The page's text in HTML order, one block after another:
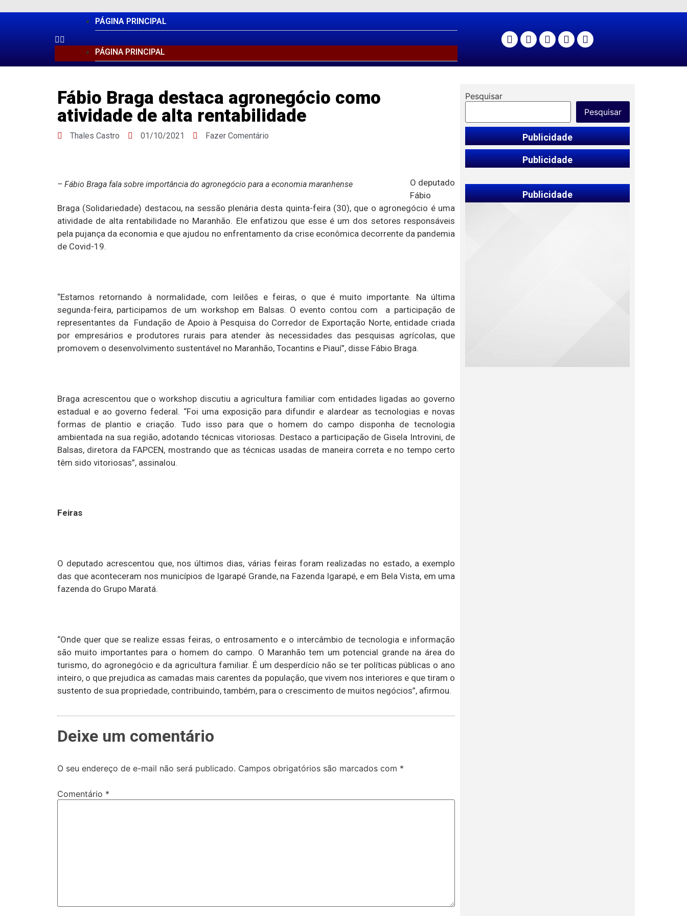
PÁGINA PRINCIPAL
PÁGINA PRINCIPAL
Fábio Braga destaca agronegócio como
atividade de alta rentabilidade
Thales Castro 01/10/2021 Fazer Comentário
– Fábio Braga fala sobre importância do agronegócio para a economia maranhense
O deputado
Fábio
Braga (Solidariedade) destacou, na sessão plenária desta quinta-feira (30), que o agronegócio é uma
atividade de alta rentabilidade no Maranhão. Ele enfatizou que esse é um dos setores responsáveis
pela pujança da economia e que ajudou no enfrentamento da crise econômica decorrente da pandemia
de Covid-19.
“Estamos retornando à normalidade, com leilões e feiras, o que é muito importante. Na última
segunda-feira, participamos de um workshop em Balsas. O evento contou com a participação de
representantes da Fundação de Apoio à Pesquisa do Corredor de Exportação Norte, entidade criada
por empresários e produtores rurais para atender às necessidades das pesquisas agrícolas, que
promovem o desenvolvimento sustentável no Maranhão, Tocantins e Piauí”, disse Fábio Braga.
Braga acrescentou que o workshop discutiu a agricultura familiar com entidades ligadas ao governo
estadual e ao governo federal. “Foi uma exposição para difundir e alardear as tecnologias e novas
formas de plantio e criação. Tudo isso para que o homem do campo disponha de tecnologia
ambientada na sua região, adotando técnicas vitoriosas. Destaco a participação de Gisela Introvini, de
Balsas, diretora da FAPCEN, mostrando que as técnicas usadas de maneira correta e no tempo certo
têm sido vitoriosas”, assinalou.
Feiras
O deputado acrescentou que, nos últimos dias, várias feiras foram realizadas no estado, a exemplo
das que aconteceram nos municípios de Igarapé Grande, na Fazenda Igarapé, e em Bela Vista, em uma
fazenda do Grupo Maratá.
“Onde quer que se realize essas feiras, o entrosamento e o intercâmbio de tecnologia e informação
são muito importantes para o homem do campo. O Maranhão tem um potencial grande na área do
turismo, do agronegócio e da agricultura familiar. É um desperdício não se ter políticas públicas o ano
inteiro, o que prejudica as camadas mais carentes da população, que vivem nos interiores e que tiram o
sustento de sua propriedade, contribuindo, também, para o crescimento de muitos negócios”, afirmou.
Deixe um comentário
O seu endereço de e-mail não será publicado. Campos obrigatórios são marcados com *
Comentário *
Pesquisar
Pesquisar
Publicidade
Publicidade
Publicidade